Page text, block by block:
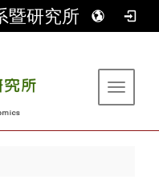
暨研究所
Toggle